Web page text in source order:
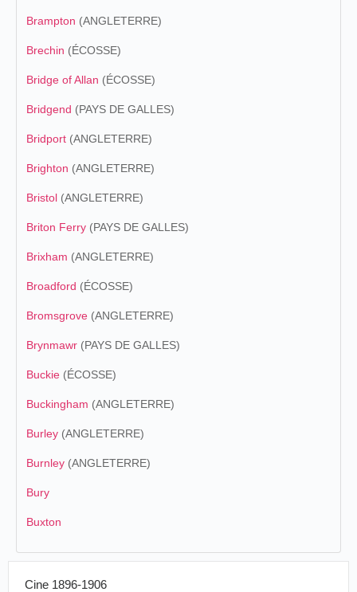
Brampton (ANGLETERRE)
Brechin (ÉCOSSE)
Bridge of Allan (ÉCOSSE)
Bridgend (PAYS DE GALLES)
Bridport (ANGLETERRE)
Brighton (ANGLETERRE)
Bristol (ANGLETERRE)
Briton Ferry (PAYS DE GALLES)
Brixham (ANGLETERRE)
Broadford (ÉCOSSE)
Bromsgrove (ANGLETERRE)
Brynmawr (PAYS DE GALLES)
Buckie (ÉCOSSE)
Buckingham (ANGLETERRE)
Burley (ANGLETERRE)
Burnley (ANGLETERRE)
Bury
Buxton
Cine 1896-1906